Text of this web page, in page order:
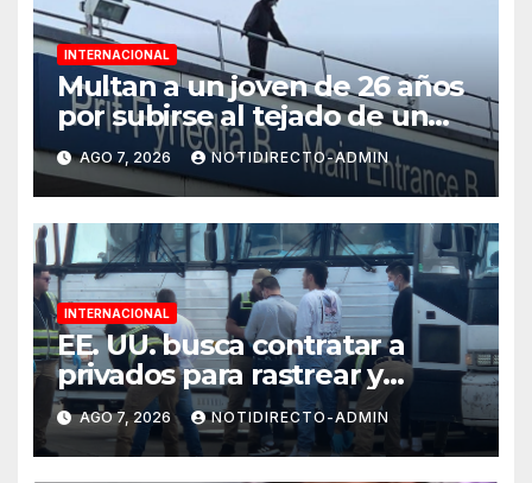
INTERNACIONAL
Multan a un joven de 26 años
por subirse al tejado de un
hospital disfrazado de “La
Muerte” en Gales
AGO 7, 2026 NOTIDIRECTO-ADMIN
INTERNACIONAL
EE. UU. busca contratar a
privados para rastrear y
cobrar multas a migrantes
deportados en México y
Centroamérica
AGO 7, 2026 NOTIDIRECTO-ADMIN